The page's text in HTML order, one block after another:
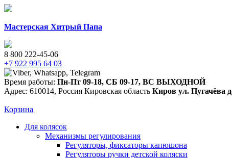
Мастерская Хитрый Папа
8 800 222-45-06
+7 922 995 64 03
Время работы: Пн-Пт 09-18, СБ 09-17, ВС ВЫХОДНОЙ
Адрес: 610014, Россия Кировская область Киров ул. Пугачёва
Корзина
Для колясок
Механизмы регулирования
Регуляторы, фиксаторы капюшона
Регуляторы ручки детской коляски